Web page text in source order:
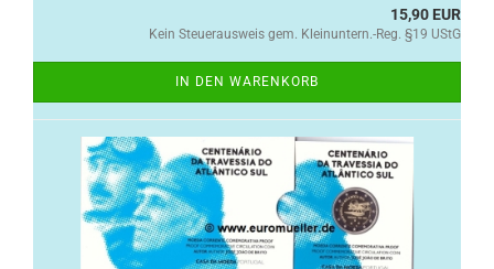
15,90 EUR
Kein Steuerausweis gem. Kleinuntern.-Reg. §19 UStG
IN DEN WARENKORB